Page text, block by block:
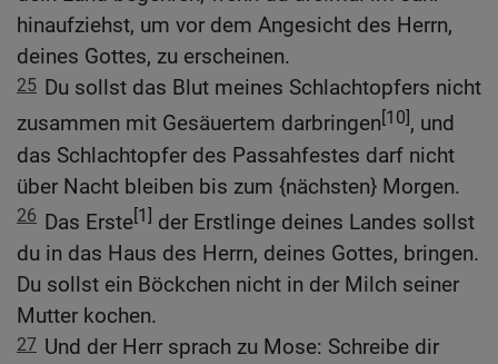
hinaufziehst, um vor dem Angesicht des Herrn,
deines Gottes, zu erscheinen.
25 Du sollst das Blut meines Schlachtopfers nicht
zusammen mit Gesäuertem darbringen[10], und
das Schlachtopfer des Passahfestes darf nicht
über Nacht bleiben bis zum {nächsten} Morgen.
26 Das Erste[1] der Erstlinge deines Landes sollst
du in das Haus des Herrn, deines Gottes, bringen.
Du sollst ein Böckchen nicht in der Milch seiner
Mutter kochen.
27 Und der Herr sprach zu Mose: Schreibe dir